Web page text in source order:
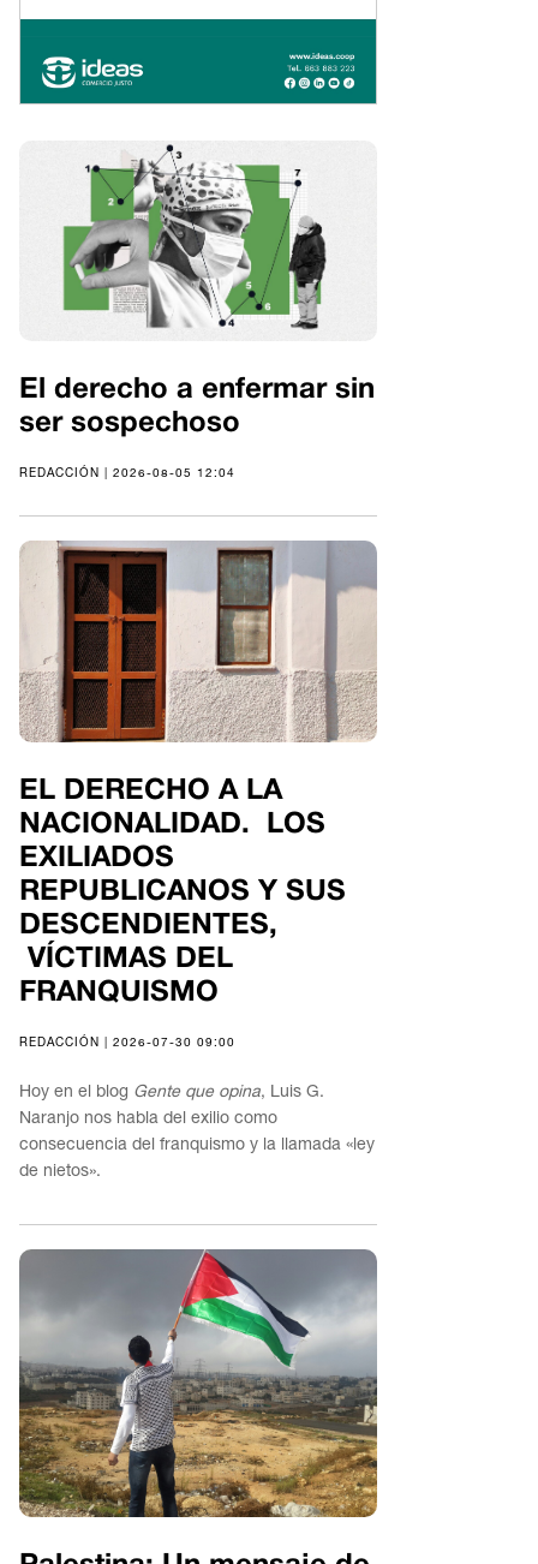
El derecho a enfermar sin
ser sospechoso
REDACCIÓN | 2026-08-05 12:04
EL DERECHO A LA
NACIONALIDAD. LOS
EXILIADOS
REPUBLICANOS Y SUS
DESCENDIENTES,
VÍCTIMAS DEL
FRANQUISMO
REDACCIÓN | 2026-07-30 09:00
Hoy en el blog Gente que opina, Luis G.
Naranjo nos habla del exilio como
consecuencia del franquismo y la llamada «ley
de nietos».